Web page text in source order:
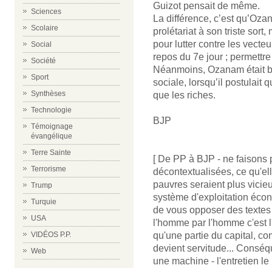
Sciences
Scolaire
Social
Société
Sport
Synthèses
Technologie
Témoignage
évangélique
Terre Sainte
Terrorisme
Trump
Turquie
USA
VIDÉOS P.P.
Web
Guizot pensait de même.
La différence, c’est
prolétariat à son triste sort,
pour lutter contre les
repos du 7e jour ;
Néanmoins, Ozanam était
sociale, lorsqu’il postulait
que les riches.
BJP
[ De PP à BJP - ne
décontextualisées, ce
pauvres seraient plus
système d'exploitation
de vous opposer des
l'homme par l'homme
qu'une partie du capital,
devient servitude...
une machine - l'entretien